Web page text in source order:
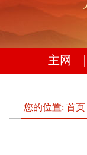
主网
您的位置: 首页